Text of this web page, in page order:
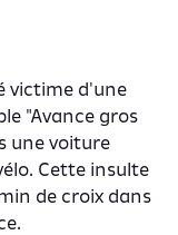
victime d'une
"Avance gros
une voiture
Cette insulte
de croix dans